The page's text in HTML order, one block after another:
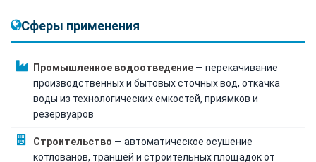
Сферы применения
Промышленное водоотведение — перекачивание
производственных и бытовых сточных вод, откачка
воды из технологических емкостей, приямков и
резервуаров
Строительство — автоматическое осушение
котлованов, траншей и строительных площадок от